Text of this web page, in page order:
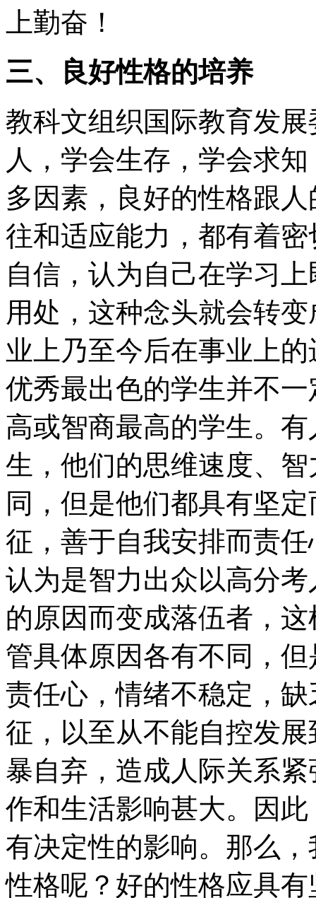
上勤奋！
三、良好性格的培养
教科文组织国际教育发
人，学会生存，学会求
多因素，良好的性格跟
往和适应能力，都有着
自信，认为自己在学习
用处，这种念头就会转
业上乃至今后在事业上
优秀最出色的学生并不
高或智商最高的学生。
生，他们的思维速度、
同，但是他们都具有坚
征，善于自我安排而责
认为是智力出众以高分
的原因而变成落伍者，
管具体原因各有不同，
责任心，情绪不稳定，
征，以至从不能自控发
暴自弃，造成人际关系
作和生活影响甚大。因
有决定性的影响。那么
性格呢？好的性格应具